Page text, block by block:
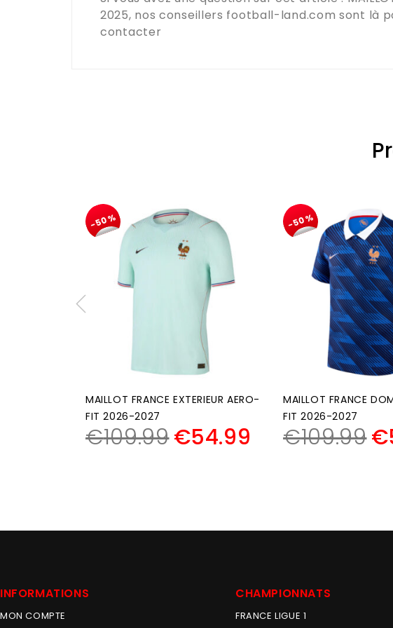
2025, nos conseillers football-land.com sont là
contacter
-50%
MAILLOT FRANCE EXTERIEUR AERO-
FIT 2026-2027
€109.99€54.99
-50%
MAILLOT FRANCE
FIT 2026-2027
€109.99€
INFORMATIONS
MON COMPTE
CHAMPIONNATS
FRANCE LIGUE 1